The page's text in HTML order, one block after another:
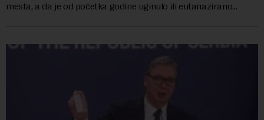
mesta, a da je od početka godine uginulo ili eutanazirano